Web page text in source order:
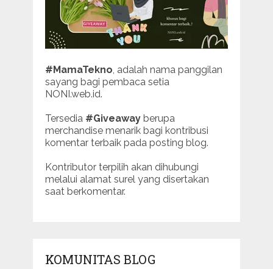
#MamaTekno, adalah nama panggilan
sayang bagi pembaca setia
NONI.web.id.
Tersedia #Giveawayberupa
merchandise menarik bagi kontribusi
komentar terbaik pada posting blog.
Kontributor terpilih akan dihubungi
melalui alamat surel yang disertakan
saat berkomentar.
KOMUNITAS BLOG